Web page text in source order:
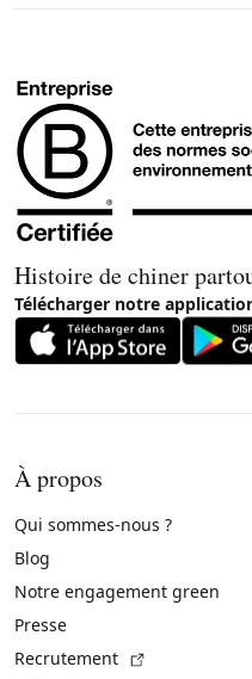
Histoire de chiner
Télécharger notre
À propos
Qui sommes-nous ?
Blog
Notre engagement green
Presse
Recrutement